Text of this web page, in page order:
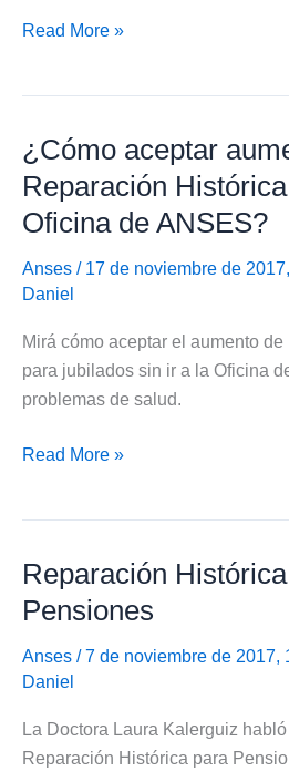
ANSES:
no
acepto
el
aumento
de
la
Histórica?
Read More »
¿Cómo aceptar
Reparación
Oficina de ANSES?
Anses / 17 de noviembre de
Daniel
Mirá cómo aceptar el aumento
para jubilados sin ir a la Oficina
problemas de salud.
¿Cómo
Reparación
Histórica
sin
ir
a
Oficina
de
Read More »
Reparación
Pensiones
Anses / 7 de noviembre de 2017,
Daniel
La Doctora Laura Kalerguiz
Reparación Histórica para